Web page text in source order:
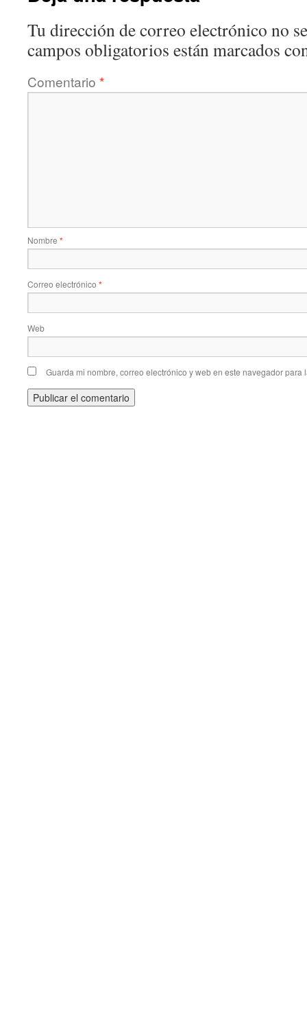
Tu dirección de correo electrónico no
campos obligatorios están marcados
Comentario *
Nombre *
Correo electrónico *
Web
Guarda mi nombre, correo electrónico y web en este navegador para